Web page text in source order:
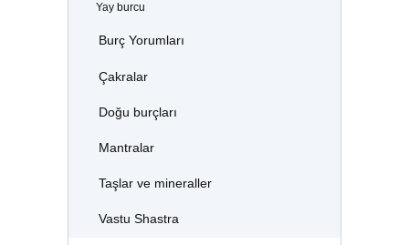
Yay burcu
Burç Yorumları
Çakralar
Doğu burçları
Mantralar
Taşlar ve mineraller
Vastu Shastra